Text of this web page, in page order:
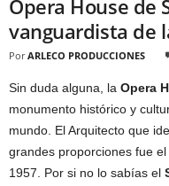
Opera House de
vanguardista de
Por ARLECO PRODUCCIONES
Sin duda alguna, la Opera
monumento histórico y
mundo. El Arquitecto que
grandes proporciones fue
1957. Por si no lo sabías el